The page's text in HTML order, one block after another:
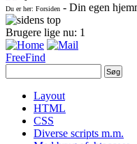
Du er her: Forsiden - Din egen
Brugere lige nu: 1
FreeFind
Layout
HTML
CSS
Diverse scripts m.m.